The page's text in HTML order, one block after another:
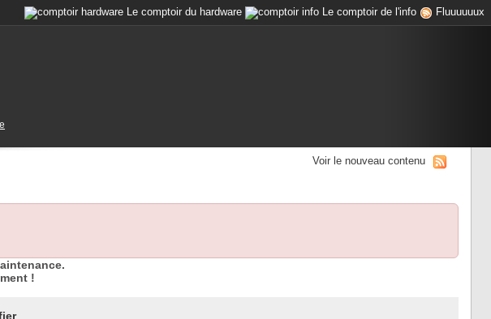
Le comptoir du hardware Le comptoir de l'info Fluuuuuux
Voir le nouveau contenu
!